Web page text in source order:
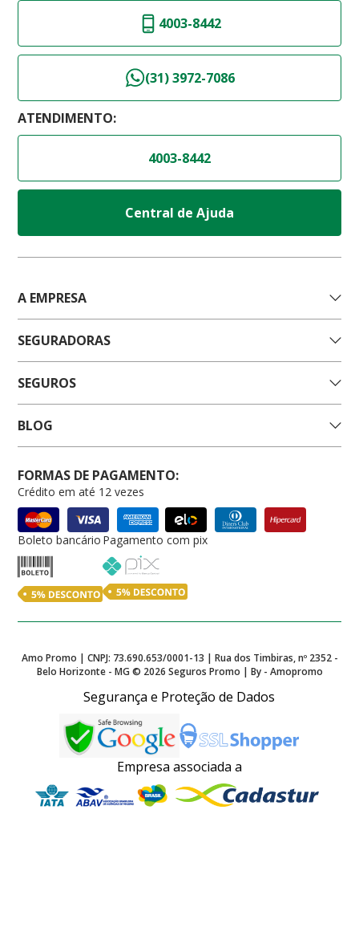
4003-8442
(31) 3972-7086
ATENDIMENTO:
4003-8442
Central de Ajuda
A EMPRESA
SEGURADORAS
SEGUROS
BLOG
FORMAS DE PAGAMENTO:
Crédito em até 12 vezes
Boleto bancário Pagamento com pix
Amo Promo | CNPJ: 73.690.653/0001-13 | Rua dos Timbiras, nº 2352 -
Belo Horizonte - MG © 2026 Seguros Promo | By - Amopromo
Segurança e Proteção de Dados
Empresa associada a